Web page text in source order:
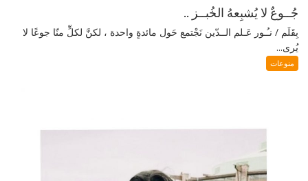
جُــوعٌ لا يُشبِعهُ الخُبــز ..
بِقَلَم / نـُـور عَـلم الــدّين نَجْتمع حَول مائدةٍ واحدة ، لكنَّ لكلٍّ منّا جوعًا لا
يُرى...
منوعات